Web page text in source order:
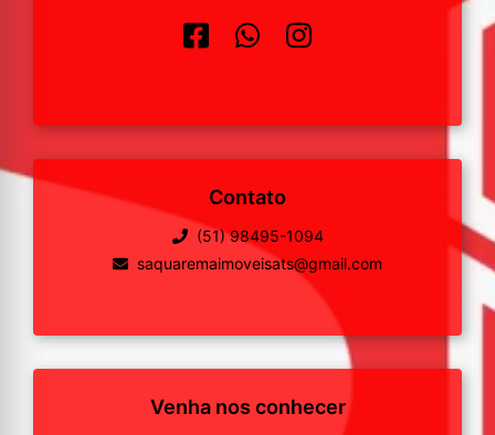
Contato
(51) 98495-1094
saquaremaimoveisats@gmail.com
Venha nos conhecer